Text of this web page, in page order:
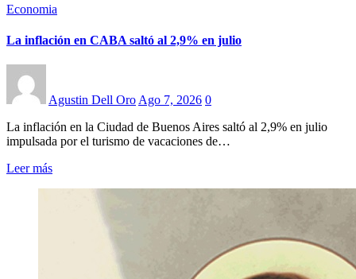
Economia
La inflación en CABA saltó al 2,9% en julio
Agustin Dell Oro Ago 7, 2026 0
La inflación en la Ciudad de Buenos Aires saltó al 2,9% en julio
impulsada por el turismo de vacaciones de…
Leer más